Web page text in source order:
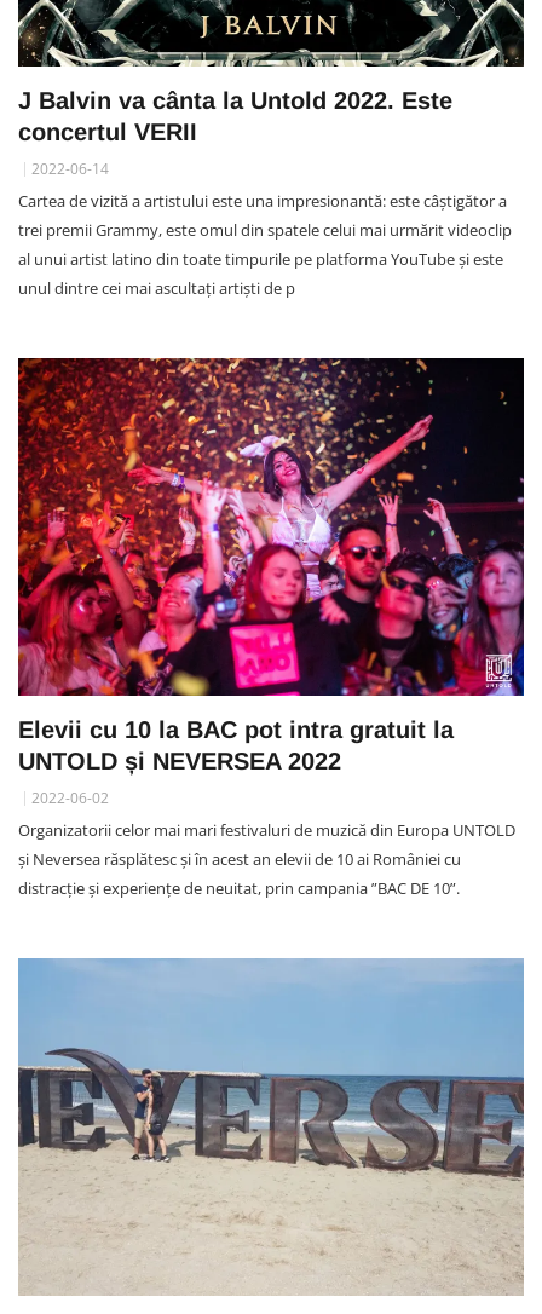
J Balvin va cânta la Untold 2022. Este
concertul VERII
2022-06-14
Cartea de vizită a artistului este una impresionantă: este câștigător a
trei premii Grammy, este omul din spatele celui mai urmărit videoclip
al unui artist latino din toate timpurile pe platforma YouTube și este
unul dintre cei mai ascultați artiști de p
Elevii cu 10 la BAC pot intra gratuit la
UNTOLD și NEVERSEA 2022
2022-06-02
Organizatorii celor mai mari festivaluri de muzică din Europa UNTOLD
și Neversea răsplătesc și în acest an elevii de 10 ai României cu
distracție și experiențe de neuitat, prin campania ”BAC DE 10”.